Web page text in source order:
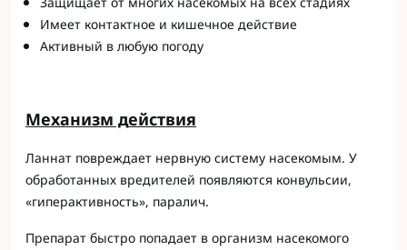
Имеет контактное и кишечное действие
Активный в любую погоду
Мeханизм дeйствия
Ланнат повреждает нервную систему насекомым. У
обработанных вредителей появляются конвульсии,
«гиперактивность», паралич.
Препарат быстро попадает в организм насекомого